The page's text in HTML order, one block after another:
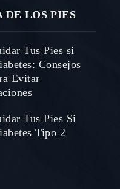
DE LOS PIES
Tus Pies si
Consejos
Evitar
Tus Pies Si
Tipo 2